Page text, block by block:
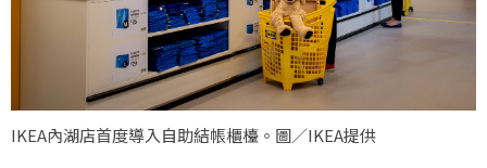
IKEA內湖店首度導入自助結帳櫃檯。圖／IKEA提供